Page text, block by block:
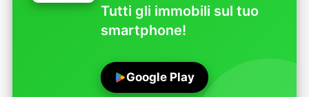
Tutti gli immobili sul tuo
smartphone!
Google Play